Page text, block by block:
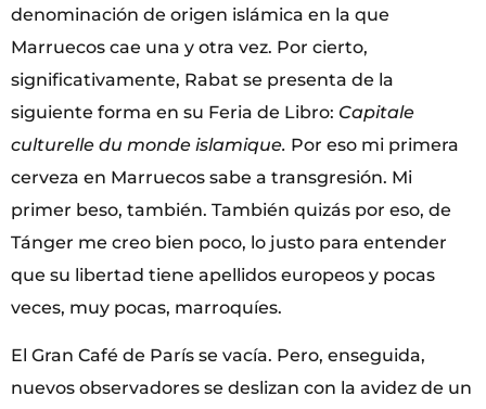
denominación de origen islámica en la que
Marruecos cae una y otra vez. Por cierto,
significativamente, Rabat se presenta de la
siguiente forma en su Feria de Libro: Capitale
culturelle du monde islamique. Por eso mi primera
cerveza en Marruecos sabe a transgresión. Mi
primer beso, también. También quizás por eso, de
Tánger me creo bien poco, lo justo para entender
que su libertad tiene apellidos europeos y pocas
veces, muy pocas, marroquíes.
El Gran Café de París se vacía. Pero, enseguida,
nuevos observadores se deslizan con la avidez de un